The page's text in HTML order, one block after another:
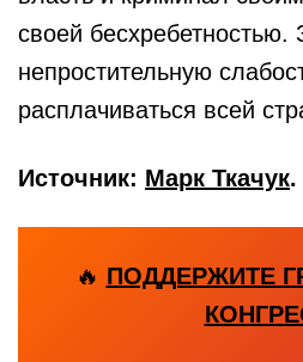
своей бесхребетностью.
непростительную
расплачиваться всей
Источник: Марк Ткачук.
🔥 ПОДДЕРЖИТЕ